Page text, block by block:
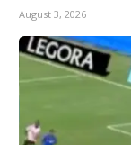
August 3, 2026